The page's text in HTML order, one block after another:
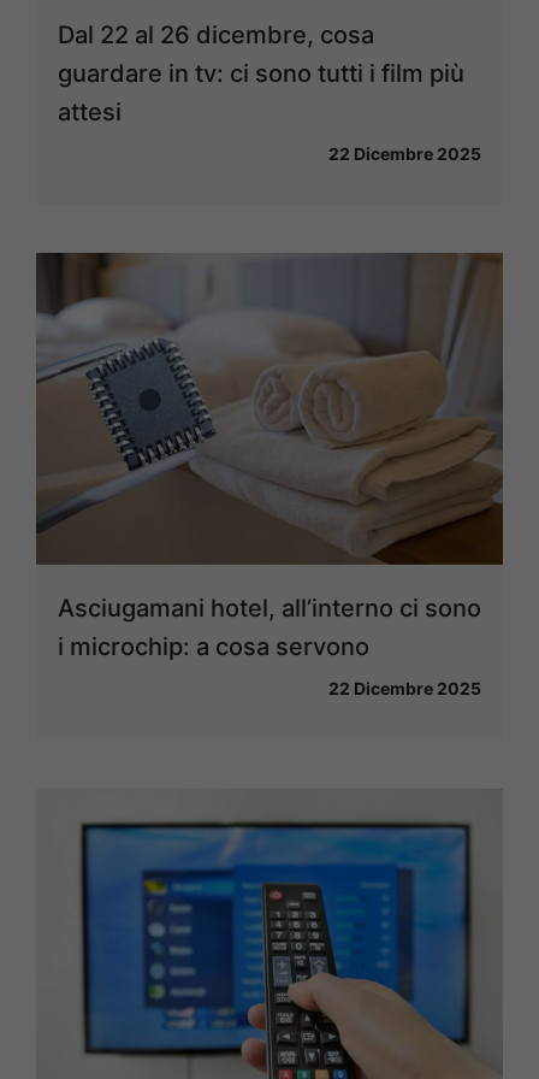
Dal 22 al 26 dicembre, cosa
guardare in tv: ci sono tutti i film più
attesi
22 Dicembre 2025
Asciugamani hotel, all’interno ci sono
i microchip: a cosa servono
22 Dicembre 2025